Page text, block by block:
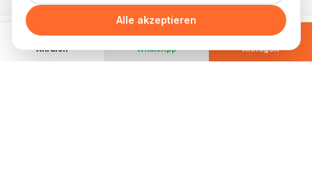
TEIL 2 · ARROW TAG
Anrufen WhatsApp Anfragen
Alle akzeptieren